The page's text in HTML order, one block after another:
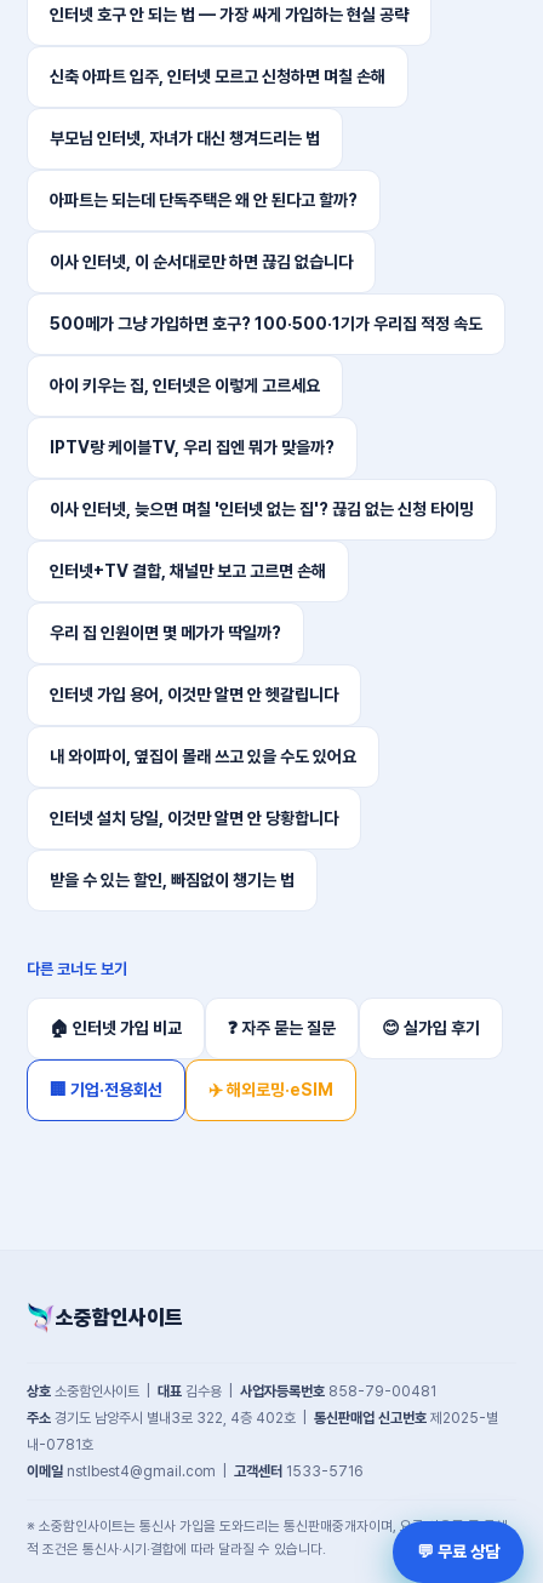
인터넷 호구 안 되는 법 — 가장 싸게 가입하는 현실 공략
신축 아파트 입주, 인터넷 모르고 신청하면 며칠 손해
부모님 인터넷, 자녀가 대신 챙겨드리는 법
아파트는 되는데 단독주택은 왜 안 된다고 할까?
이사 인터넷, 이 순서대로만 하면 끊김 없습니다
500메가 그냥 가입하면 호구? 100·500·1기가 우리집 적정 속도
아이 키우는 집, 인터넷은 이렇게 고르세요
IPTV랑 케이블TV, 우리 집엔 뭐가 맞을까?
이사 인터넷, 늦으면 며칠 '인터넷 없는 집'? 끊김 없는 신청 타이밍
인터넷+TV 결합, 채널만 보고 고르면 손해
우리 집 인원이면 몇 메가가 딱일까?
인터넷 가입 용어, 이것만 알면 안 헷갈립니다
내 와이파이, 옆집이 몰래 쓰고 있을 수도 있어요
인터넷 설치 당일, 이것만 알면 안 당황합니다
받을 수 있는 할인, 빠짐없이 챙기는 법
다른 코너도 보기
🏠 인터넷 가입 비교 ❓ 자주 묻는 질문 😊 실가입 후기
🏢 기업·전용회선 ✈️ 해외로밍·eSIM
💬 무료 상담
소중함인사이트
상호 소중함인사이트 | 대표 김수용 | 사업자등록번호 858-79-00481
주소 경기도 남양주시 별내3로 322, 4층 402호 | 통신판매업 신고번호 제2025-별
내-0781호
이메일 nstlbest4@gmail.com | 고객센터 1533-5716
※ 소중함인사이트는 통신사 가입을 도와드리는 통신판매중개자이며, 요금·사은품 등 구체
적 조건은 통신사·시기·결합에 따라 달라질 수 있습니다.